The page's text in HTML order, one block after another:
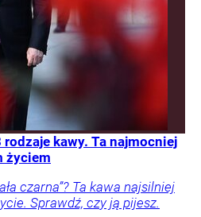
kawy. Ta najmocniej
życiem
czarna”? Ta kawa najsilniej
Sprawdź, czy ją pijesz.